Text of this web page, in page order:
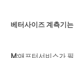
베터사이즈 계측기